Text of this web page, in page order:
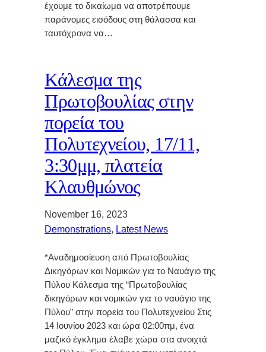
έχουμε το δικαίωμα να αποτρέπουμε
παράνομες εισόδους στη θάλασσα και
ταυτόχρονα να…
Κάλεσμα της
Πρωτοβουλίας στην
πορεία του
Πολυτεχνείου, 17/11,
3:30μμ, πλατεία
Κλαυθμώνος
November 16, 2023
Demonstrations, Latest News
*Αναδημοσίευση από Πρωτοβουλίας
Δικηγόρων και Νομικών για το Ναυάγιο της
Πύλου Κάλεσμα της “Πρωτοβουλίας
δικηγόρων και νομικών για το ναυάγιο της
Πύλου” στην πορεία του Πολυτεχνείου Στις
14 Ιουνίου 2023 και ώρα 02:00πμ, ένα
μαζικό έγκλημα έλαβε χώρα στα ανοιχτά